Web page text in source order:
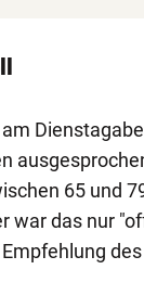
65 und
war das nur